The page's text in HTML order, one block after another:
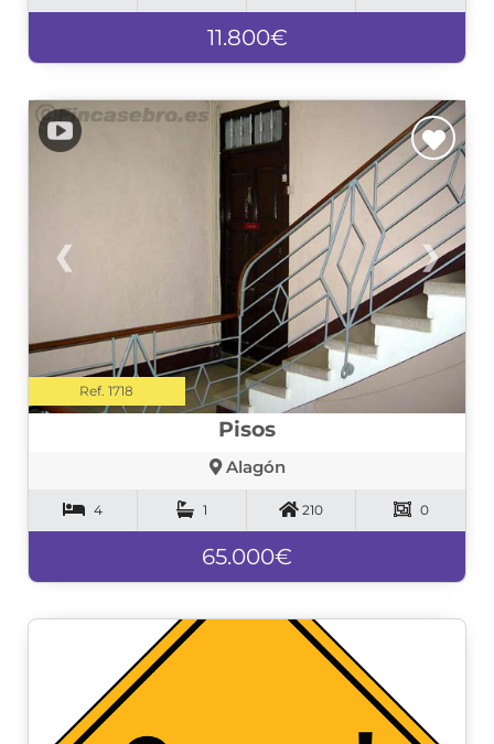
11.800€
❮ ❯
Ref. 1718
Pisos
Alagón
4 1 210 0
65.000€